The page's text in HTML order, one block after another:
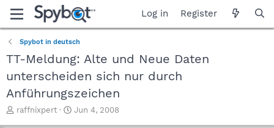
Log in Register
Spybot in deutsch
TT-Meldung: Alte und Neue Daten
unterscheiden sich nur durch
Anführungszeichen
T
raffnixpert
S
Jun 4, 2008